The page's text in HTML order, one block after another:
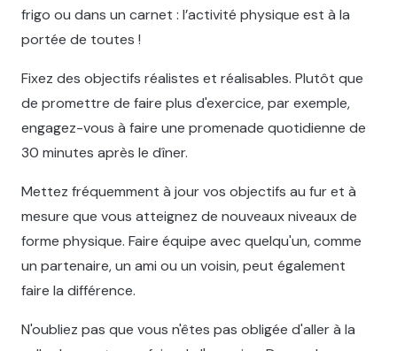
frigo ou dans un carnet : l’activité physique est à la
portée de toutes !
Fixez des objectifs réalistes et réalisables. Plutôt que
de promettre de faire plus d'exercice, par exemple,
engagez-vous à faire une promenade quotidienne de
30 minutes après le dîner.
Mettez fréquemment à jour vos objectifs au fur et à
mesure que vous atteignez de nouveaux niveaux de
forme physique. Faire équipe avec quelqu'un, comme
un partenaire, un ami ou un voisin, peut également
faire la différence.
N'oubliez pas que vous n'êtes pas obligée d'aller à la